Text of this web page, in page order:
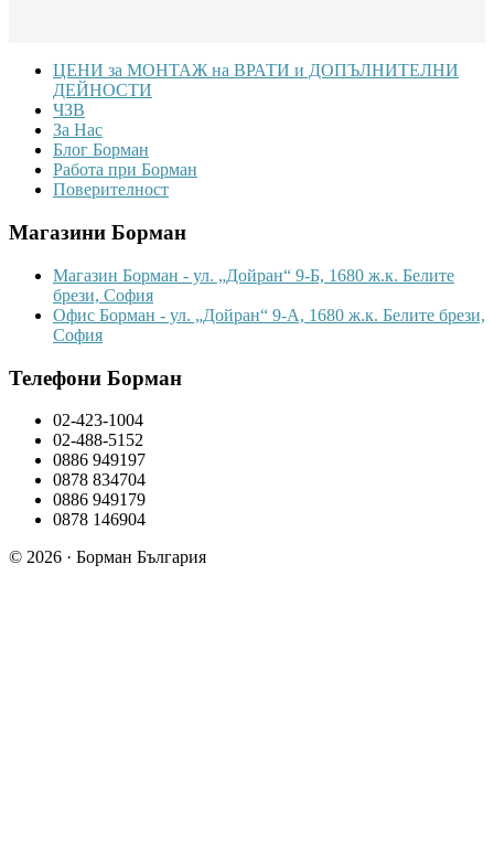
FooterЦЕНИ за МОНТАЖ на ВРАТИ и ДОПЪЛНИТЕЛНИ
ДЕЙНОСТИ
ЧЗВ
За Нас
Блог Борман
Работа при Борман
Поверителност
Магазини Борман
Магазин Борман - ул. „Дойран“ 9-Б, 1680 ж.к. Белите
брези, София
Офис Борман - ул. „Дойран“ 9-А, 1680 ж.к. Белите брези,
София
Телефони Борман
02-423-1004
02-488-5152
0886 949197
0878 834704
0886 949179
0878 146904
© 2026 · Борман България